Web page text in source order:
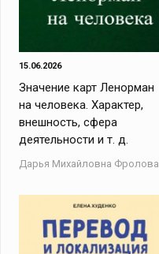
15.06.2026
Значение карт Ленорман
на человека. Характер,
внешность, сфера
деятельности и т. д.
Дарья Михайловна Фролова